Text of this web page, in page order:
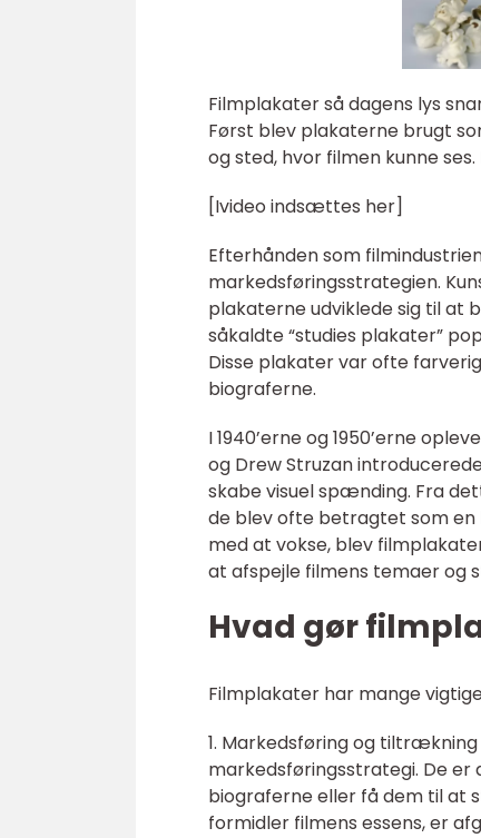
Filmplakater så dagens lys
Først blev plakaterne brugt
og sted, hvor filmen kunne
[Ivideo indsættes her]
Efterhånden som
markedsføringsstrategien.
plakaterne udviklede sig til at
såkaldte “studies plakater”
Disse plakater var ofte
biograferne.
I 1940’erne og 1950’erne
og Drew Struzan
skabe visuel spænding. Fra
de blev ofte betragtet som en
med at vokse, blev
at afspejle filmens temaer og
Hvad gør
Filmplakater har mange
1. Markedsføring og
markedsføringsstrategi. De
biograferne eller få dem til at
formidler filmens essens, er